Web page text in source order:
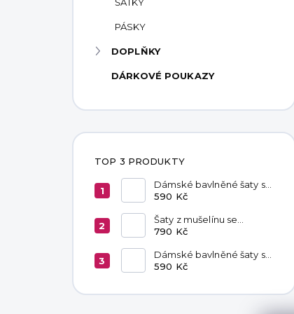
PÁSKY
DOPLŇKY
DÁRKOVÉ POUKAZY
TOP 3 PRODUKTY
Dámské bavlněné šaty s
kapsami Chocolate
590 Kč
Šaty z mušelínu se
zavazováním v pase
790 Kč
Dámské bavlněné šaty s
kapsami Black
590 Kč